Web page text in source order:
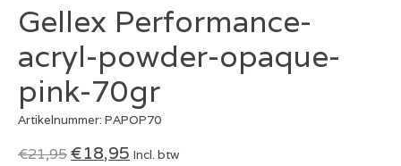
Gellex Performance-
acryl-powder-opaque-
pink-70gr
Artikelnummer: PAPOP70
€21,95€18,95 Incl. btw